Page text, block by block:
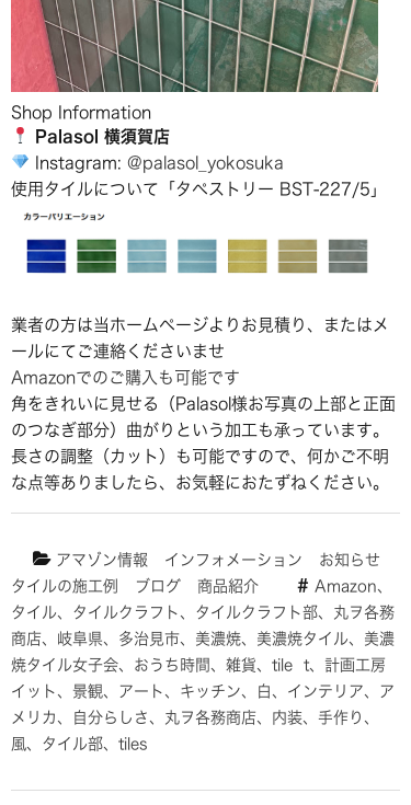
Shop Information
Palasol 横須賀店
Instagram:@palasol_yokosuka
使用タイルについて「タペストリー BST-227/5」
業者の方は当ホームページよりお見積り、またはメ
ールにてご連絡くださいませ
Amazonでのご購入も可能です
角をきれいに見せる（Palasol様お写真の上部と正面
のつなぎ部分）曲がりという加工も承っています。
長さの調整（カット）も可能ですので、何かご不明
な点等ありましたら、お気軽におたずねください。
アマゾン情報 インフォメーション
お知らせ
タイルの施工例
ブログ 商品紹介
Amazon、
タイル、タイルクラフト、タイルクラフト部、丸ヲ各務
商店、岐阜県、多治見市、美濃焼、美濃焼タイル、美濃
焼タイル女子会、おうち時間、雑貨、tile
t、計画工房
イット、景観、アート、キッチン、白、インテリア、ア
メリカ、自分らしさ、丸ヲ各務商店、内装、手作り、
風、タイル部、tiles